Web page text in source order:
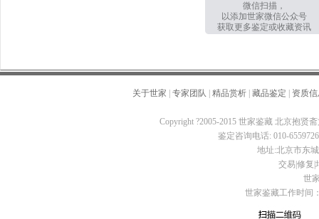
微信扫描，
以添加世家微信公众号
获取更多鉴定或收藏资讯
关于世家 专家团队 精品赏析 藏品鉴定 资质
Copyright ?2005-2015 世家鉴藏 北京抱贤
鉴定咨询电话: 010-
地址:北京市东
交易|修复|
世
世家鉴藏工作时间